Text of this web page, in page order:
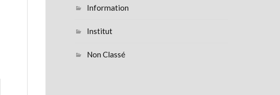
Information
Institut
Non Classé